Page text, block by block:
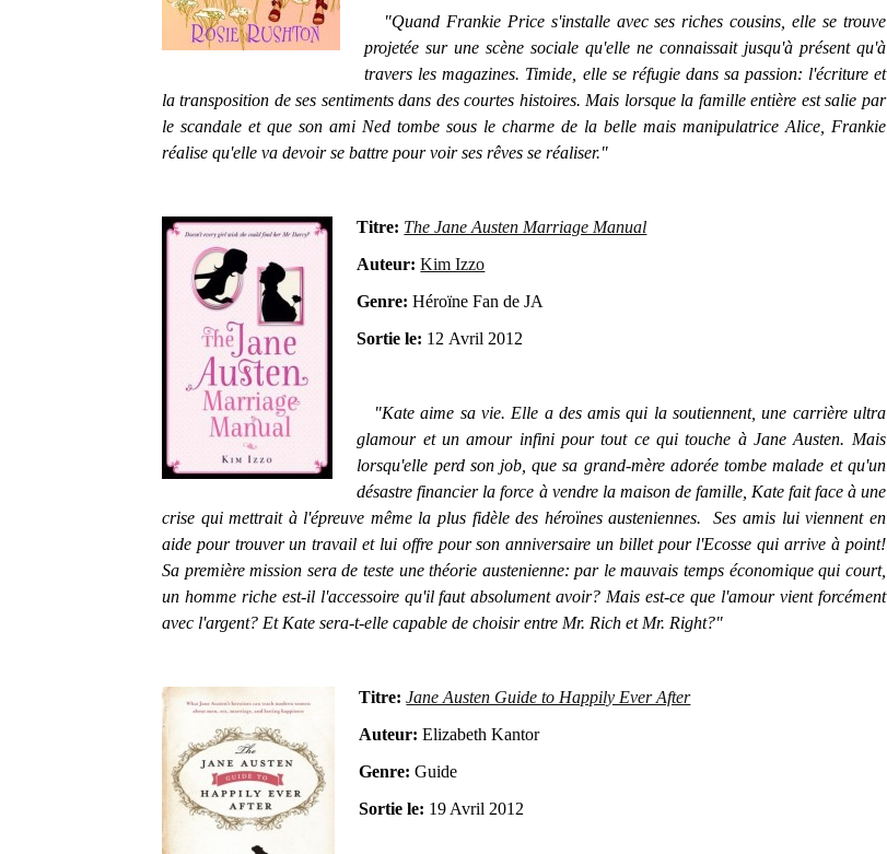
"Quand Frankie Price s'installe avec ses riches cousins, elle se trouve
projetée sur une scène sociale qu'elle ne connaissait jusqu'à présent qu'à
travers les magazines. Timide, elle se réfugie dans sa passion: l'écriture et
la transposition de ses sentiments dans des courtes histoires. Mais lorsque la famille entière est salie par
le scandale et que son ami Ned tombe sous le charme de la belle mais manipulatrice Alice, Frankie
réalise qu'elle va devoir se battre pour voir ses rêves se réaliser."
Titre: The Jane Austen Marriage Manual
Auteur: Kim Izzo
Genre:Héroïne Fan de JA
Sortie le: 12 Avril 2012
"Kate aime sa vie. Elle a des amis qui la soutiennent, une carrière ultra
glamour et un amour infini pour tout ce qui touche à Jane Austen. Mais
lorsqu'elle perd son job, que sa grand-mère adorée tombe malade et qu'un
désastre financier la force à vendre la maison de famille, Kate fait face à une
crise qui mettrait à l'épreuve même la plus fidèle des héroïnes austeniennes. Ses amis lui viennent en
aide pour trouver un travail et lui offre pour son anniversaire un billet pour l'Ecosse qui arrive à point!
Sa première mission sera de teste une théorie austenienne: par le mauvais temps économique qui court,
un homme riche est-il l'accessoire qu'il faut absolument avoir? Mais est-ce que l'amour vient forcément
avec l'argent? Et Kate sera-t-elle capable de choisir entre Mr. Rich et Mr. Right?"
Titre: Jane Austen Guide to Happily Ever After
Auteur: Elizabeth Kantor
Genre:Guide
Sortie le: 19 Avril 2012